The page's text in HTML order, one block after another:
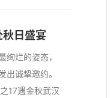
秋日盛宴
绚烂的姿态，
出诚挚邀约。
17遇金秋武汉